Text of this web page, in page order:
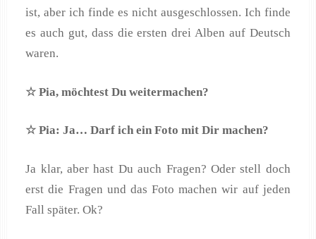
ist, aber ich finde es nicht ausgeschlossen. Ich finde
es auch gut, dass die ersten drei Alben auf Deutsch
waren.
☆ Pia, möchtest Du weitermachen?
☆ Pia: Ja… Darf ich ein Foto mit Dir machen?
Ja klar, aber hast Du auch Fragen? Oder stell doch
erst die Fragen und das Foto machen wir auf jeden
Fall später. Ok?